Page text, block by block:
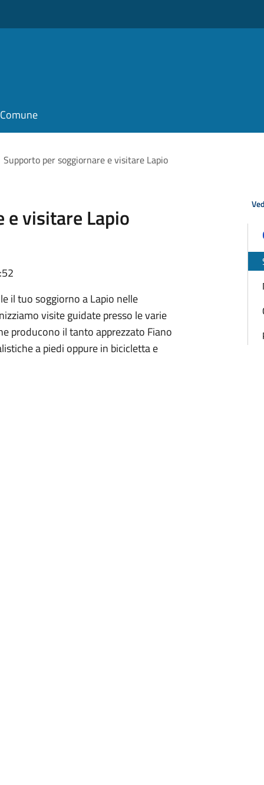
Supporto per soggiornare e visitare Lapio
e visitare Lapio
il tuo soggiorno a Lapio nelle
visite guidate presso le varie
producono il tanto apprezzato Fiano
a piedi oppure in bicicletta e